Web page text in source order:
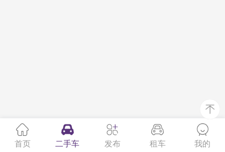
首页 二手车 发布 租车 我的